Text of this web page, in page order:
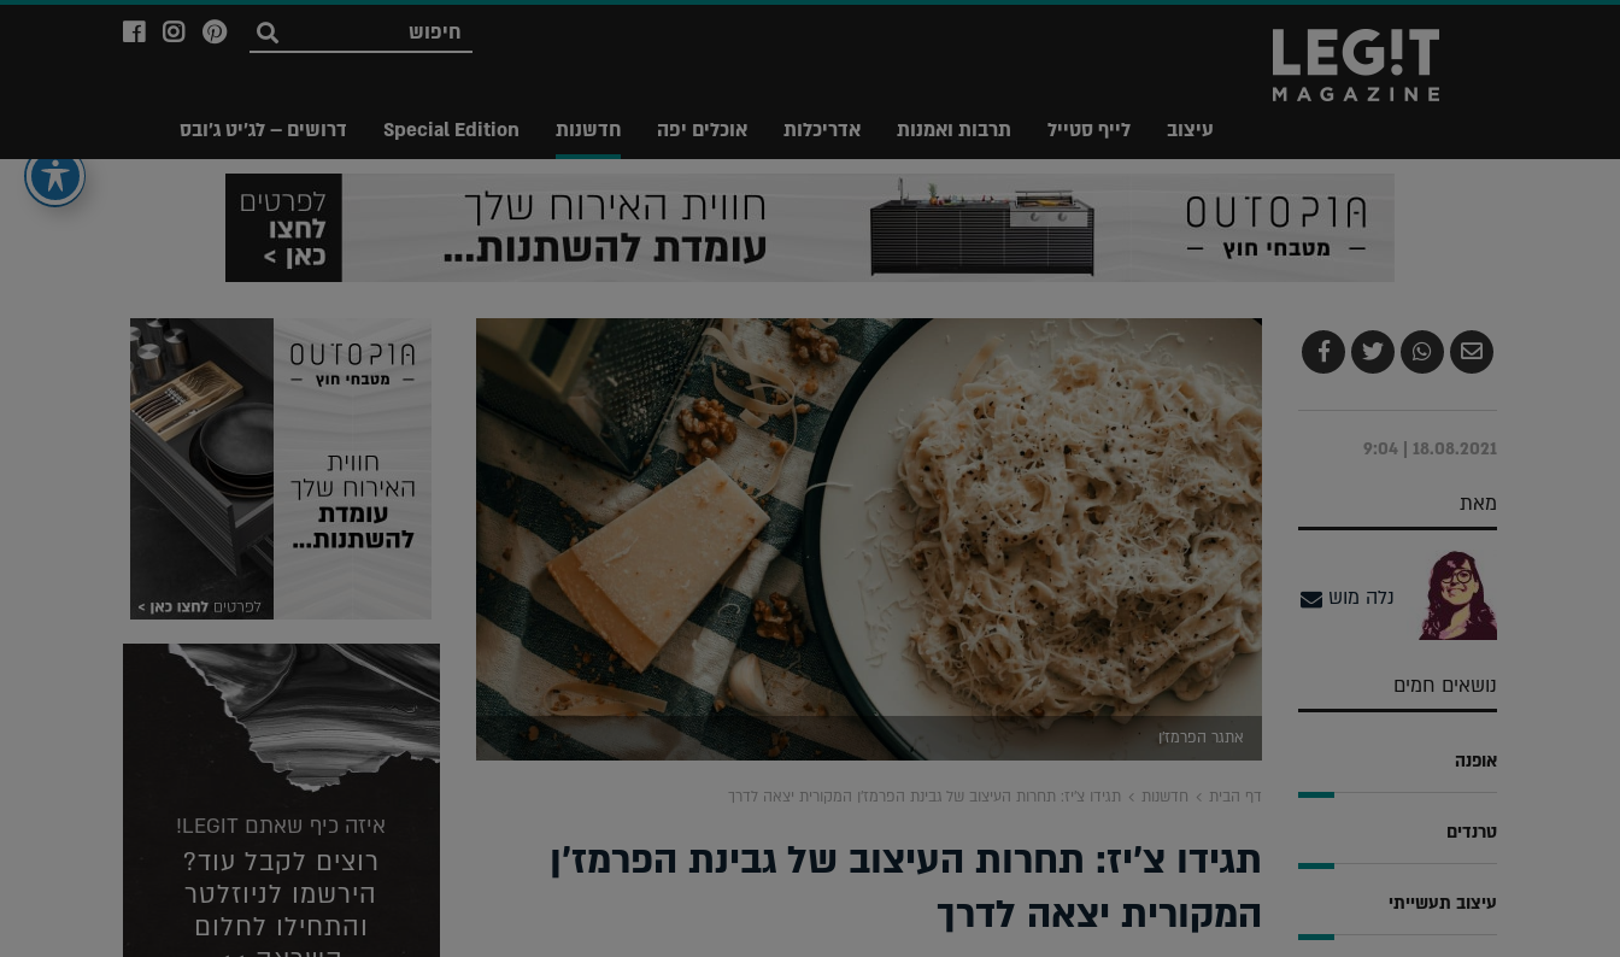
עיצוב לייף סטייל תרבות ואמנות אדריכלות אוכלים יפה חדשנות Special Edition דרושים – לג'יט ג'ובס
חפש
לעמוד
של
לעמוד
לג'יט
Legit
אתגר הפרמז'ן
דף הבית חדשנות תגידו צ'יז: תחרות העיצוב של גבינת הפרמז'ן המקורית יצאה לדרך
תגידו צ'יז: תחרות העיצוב של גבינת הפרמז'ן
המקורית יצאה לדרך
שלח
בדואר
שתף
ב-
צייץ
ב-
שתף
ב-
Facebook
18.08.2021 | 9:04
מאת
נלה מוש
נושאים חמים
אופנה
טרנדים
עיצוב תעשייתי
איזה כיף שאתם LEGIT!
רוצים לקבל עוד?
הירשמו לניוזלטר
והתחילו לחלום